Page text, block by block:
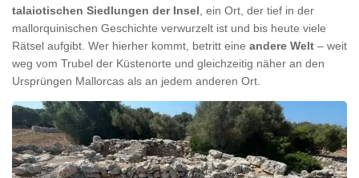
talaiotischen Siedlungen der Insel , ein Ort, der tief in der
mallorquinischen Geschichte verwurzelt ist und bis heute viele
Rätsel aufgibt. Wer hierher kommt, betritt eine andere Welt – weit
weg vom Trubel der Küstenorte und gleichzeitig näher an den
Ursprüngen Mallorcas als an jedem anderen Ort.